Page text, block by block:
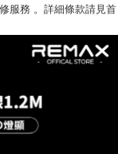
服務 。詳細條款請見首